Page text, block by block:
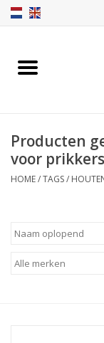
Home
Catalogi
Merken
Contact
Producten
voor prikkers
HOME/TAGS/